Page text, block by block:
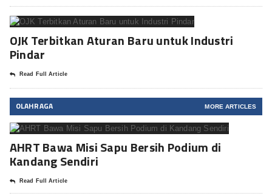
OJK Terbitkan Aturan Baru untuk Industri
Pindar
Read Full Article
OLAHRAGA MORE ARTICLES
AHRT Bawa Misi Sapu Bersih Podium di
Kandang Sendiri
Read Full Article